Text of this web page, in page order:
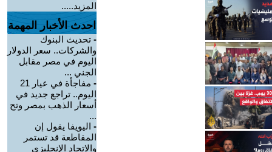
المزيد.....
احدث الأخبار المهمة
- تحديث البنوك
والشركات.. سعر الدولار
اليوم في مصر مقابل
الجني ...
-
مفاجأة في عيار 21
اليوم.. تراجع جديد في
أسعار الذهب بمصر وتح
...
- اليويفا يقول إن
المقاطعة قد تستمر
والاتحاد الإنجليزي